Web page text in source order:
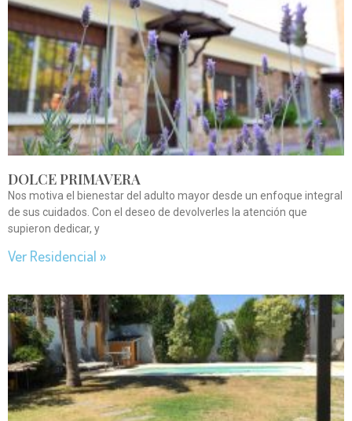
DOLCE PRIMAVERA
Nos motiva el bienestar del adulto mayor desde un enfoque integral
de sus cuidados. Con el deseo de devolverles la atención que
supieron dedicar, y
Ver Residencial »